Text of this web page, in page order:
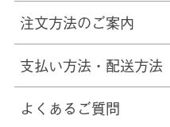
注文方法のご案内
支払い方法・配送方法
よくあるご質問